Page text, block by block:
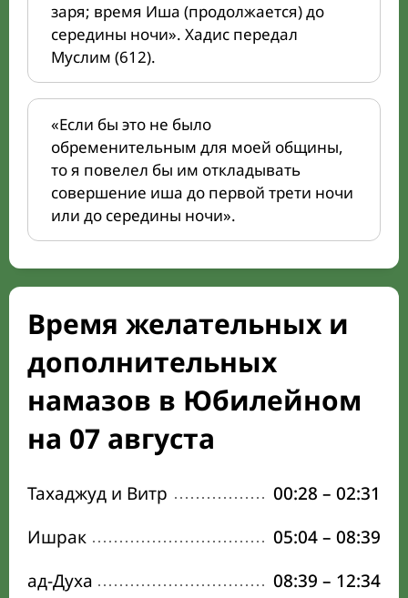
заря; время Иша (продолжается) до
середины ночи». Хадис передал
Муслим (612).
«Если бы это не было
обременительным для моей общины,
то я повелел бы им откладывать
совершение иша до первой трети ночи
или до середины ночи».
Время желательных и
дополнительных
намазов в Юбилейном
на 07 августа
Тахаджуд и Витр 00:28 – 02:31
Ишрак
05:04– 08:39
ад-Духа
08:39 – 12:34